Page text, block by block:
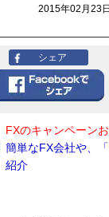
2015年02月23
シェア
FXのキャンペーン
簡単なFX会社や、
紹介